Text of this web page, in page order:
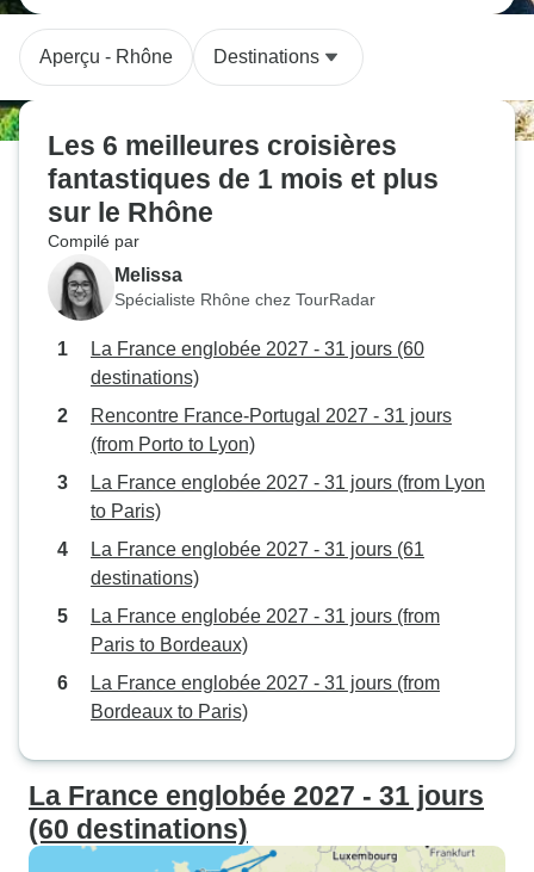
Aperçu - Rhône Destinations
Les 6 meilleures croisières
fantastiques de 1 mois et plus
sur le Rhône
Compilé par
Melissa
Spécialiste Rhône chez TourRadar
La France englobée 2027 - 31 jours (60
destinations)
Rencontre France-Portugal 2027 - 31 jours
(from Porto to Lyon)
La France englobée 2027 - 31 jours (from Lyon
to Paris)
La France englobée 2027 - 31 jours (61
destinations)
La France englobée 2027 - 31 jours (from
Paris to Bordeaux)
La France englobée 2027 - 31 jours (from
Bordeaux to Paris)
La France englobée 2027 - 31 jours
(60 destinations)